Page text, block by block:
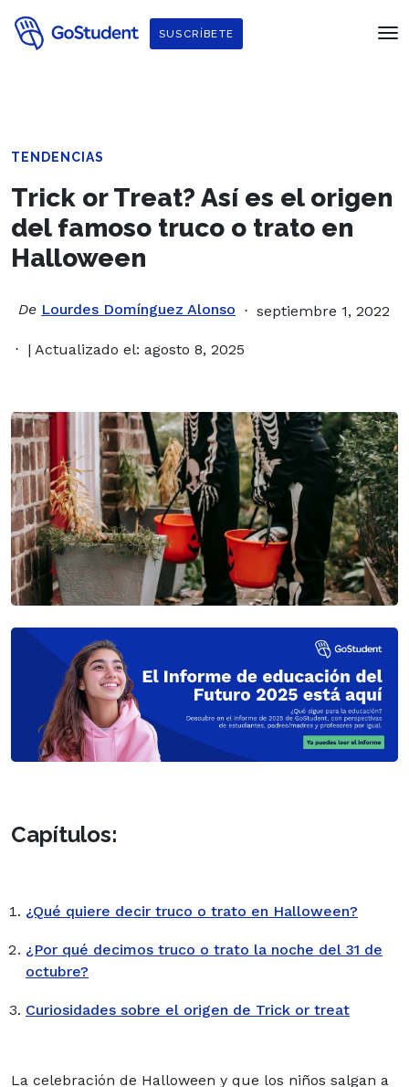
SUSCRÍBETE
TENDENCIAS
Trick or Treat? Así es el origen
del famoso truco o trato en
Halloween
De Lourdes Domínguez Alonso septiembre 1, 2022
| Actualizado el: agosto 8, 2025
Capítulos:
¿Qué quiere decir truco o trato en Halloween?
¿Por qué decimos truco o trato la noche del 31 de
octubre?
Curiosidades sobre el origen de Trick or treat
La celebración de Halloween y que los niños salgan a